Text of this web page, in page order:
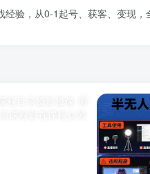
经验，从0-1起号、获客、变现，